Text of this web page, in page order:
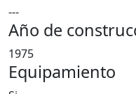
---
Año de
1975
Equipamiento